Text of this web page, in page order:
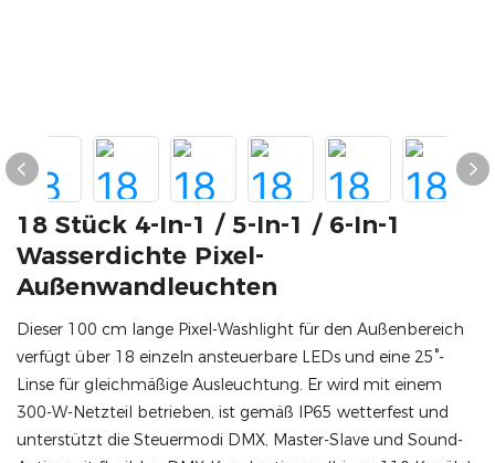
18 Stück 4-In-1 / 5-In-1 / 6-In-1
Wasserdichte Pixel-
Außenwandleuchten
Dieser 100 cm lange Pixel-Washlight für den Außenbereich
verfügt über 18 einzeln ansteuerbare LEDs und eine 25°-
Linse für gleichmäßige Ausleuchtung. Er wird mit einem
300-W-Netzteil betrieben, ist gemäß IP65 wetterfest und
unterstützt die Steuermodi DMX, Master-Slave und Sound-